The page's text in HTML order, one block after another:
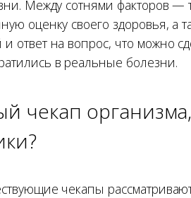
Между сотнями факторов —
оценку своего здоровья, а
ответ на вопрос, что можно
в реальные болезни.
чекап
чекапы